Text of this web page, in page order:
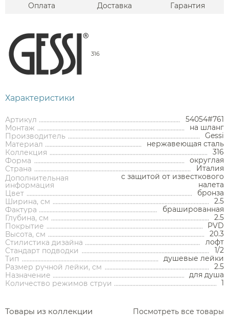
Каталог
Аксессуары
комнаты
Смесители
Раковины Инсталляции
Аксессуары
Держатели туалетной бумаги
Дозаторы
Мыльницы
Стаканы
Ершики
Крючки
Полки и корзины
Мебель для ванной комнаты
Смесители
Смесители для раковины
Смесители встраиваемые для душа и ванны
Смесители накладные для душа и ванны
Душевые комплекты
Трапы и сливы
Оплата Доставка Гарантия
316
Характеристики
Артикул
54054#761
Монтаж
на шланг
Производитель
Gessi
Материал
нержавеющая сталь
Коллекция
316
Форма
округлая
Страна
Италия
Дополнительная
информация
с защитой от известкового
налета
Цвет
бронза
Ширина, см
2.5
Фактура
брашированная
Глубина, см
2.5
Покрытие
PVD
Высота, см
20.3
Стилистика дизайна
лофт
Стандарт подводки
1/2
Тип
душевые лейки
Размер ручной лейки, см
2.5
Назначение
для душа
Количество режимов струи
1
Товары из коллекции Посмотреть все товары